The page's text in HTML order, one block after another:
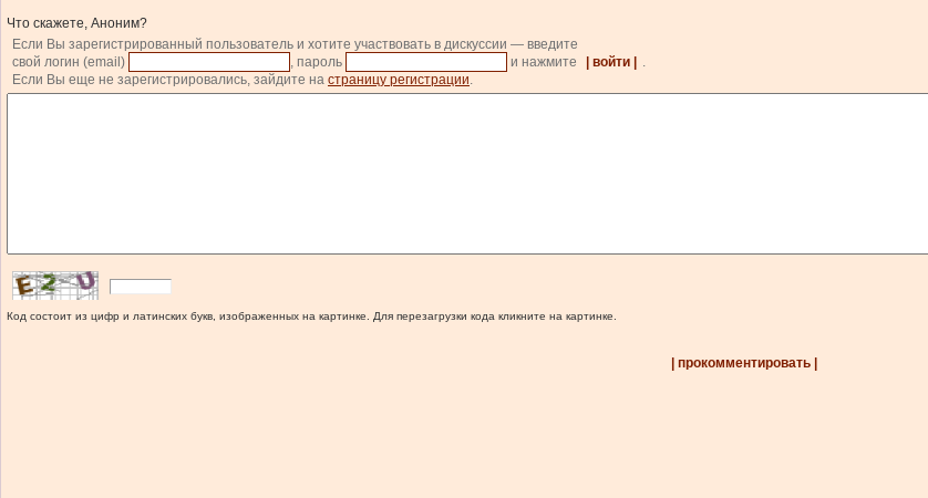
Что скажете, Аноним?
Если Вы зарегистрированный пользователь и хотите участвовать в дискуссии — введите
свой логин (email)
, пароль и нажмите | войти |
.
Если Вы еще не зарегистрировались, зайдите на страницу регистрации.
Код состоит из цифр и латинских букв, изображенных на картинке. Для перезагрузки кода кликните на картинке.
| прокомментировать |